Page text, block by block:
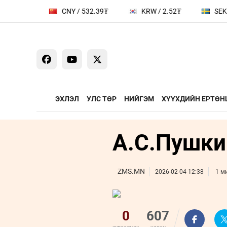
CNY / 532.39₮ KRW / 2.52₮ SEK /
ЭХЛЭЛ УЛС ТӨР НИЙГЭМ ХҮҮХДИЙН
ҮЗЭЛ БОДЛЫН ЧӨЛӨӨТ
ЯРИЛЦАХ ЦАГ
Сайд ярьж
Зууны
Leaderships
ZMS.MN 2026-02-04 12:38 1
0 607